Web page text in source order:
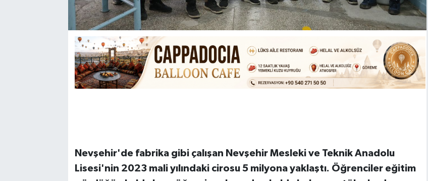
Nevşehir'de fabrika gibi çalışan Nevşehir Mesleki ve Teknik Anadolu
Lisesi'nin 2023 mali yılındaki cirosu 5 milyona yaklaştı. Öğrenciler eğitim